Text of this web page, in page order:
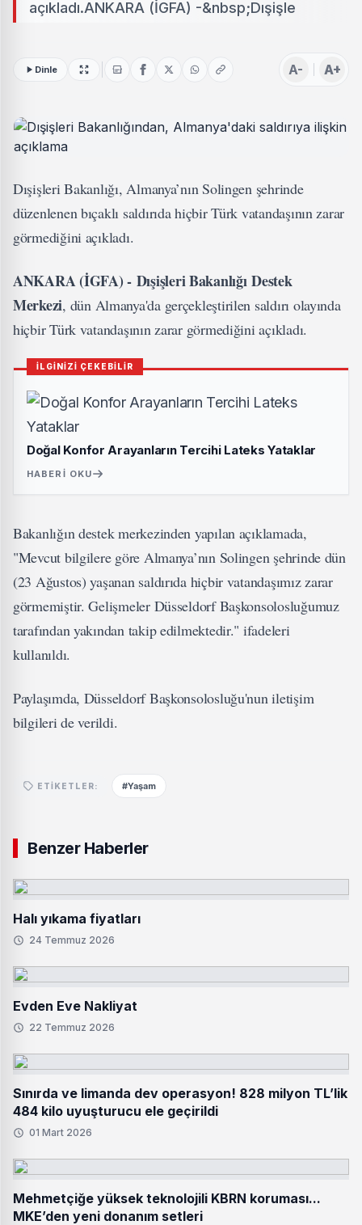
açıkladı.ANKARA (İGFA) -&nbsp;Dışişle
Dinle A- A+
Dışişleri Bakanlığı, Almanya’nın Solingen şehrinde
düzenlenen bıçaklı saldırıda hiçbir Türk vatandaşının zarar
görmediğini açıkladı.
ANKARA (İGFA) - Dışişleri Bakanlığı Destek
Merkezi, dün Almanya'da gerçekleştirilen saldırı olayında
hiçbir Türk vatandaşının zarar görmediğini açıkladı.
İLGİNİZİ ÇEKEBİLİR
Doğal Konfor Arayanların Tercihi Lateks Yataklar
HABERI OKU
Bakanlığın destek merkezinden yapılan açıklamada,
"Mevcut bilgilere göre Almanya’nın Solingen şehrinde dün
(23 Ağustos) yaşanan saldırıda hiçbir vatandaşımız zarar
görmemiştir. Gelişmeler Düsseldorf Başkonsolosluğumuz
tarafından yakından takip edilmektedir." ifadeleri
kullanıldı.
Paylaşımda, Düsseldorf Başkonsolosluğu'nun iletişim
bilgileri de verildi.
ETIKETLER: #Yaşam
Benzer Haberler
Halı yıkama fiyatları
24 Temmuz 2026
Evden Eve Nakliyat
22 Temmuz 2026
Sınırda ve limanda dev operasyon! 828 milyon TL’lik
484 kilo uyuşturucu ele geçirildi
01 Mart 2026
Mehmetçiğe yüksek teknolojili KBRN koruması...
MKE’den yeni donanım setleri